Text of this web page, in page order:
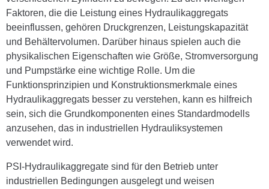
Faktoren, die die Leistung eines Hydraulikaggregats
beeinflussen, gehören Druckgrenzen, Leistungskapazität
und Behältervolumen. Darüber hinaus spielen auch die
physikalischen Eigenschaften wie Größe, Stromversorgung
und Pumpstärke eine wichtige Rolle. Um die
Funktionsprinzipien und Konstruktionsmerkmale eines
Hydraulikaggregats besser zu verstehen, kann es hilfreich
sein, sich die Grundkomponenten eines Standardmodells
anzusehen, das in industriellen Hydrauliksystemen
verwendet wird.
PSI-Hydraulikaggregate sind für den Betrieb unter
industriellen Bedingungen ausgelegt und weisen